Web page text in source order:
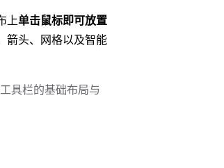
上单击鼠标即可放置
箭头、网格以及智能
具栏的基础布局与